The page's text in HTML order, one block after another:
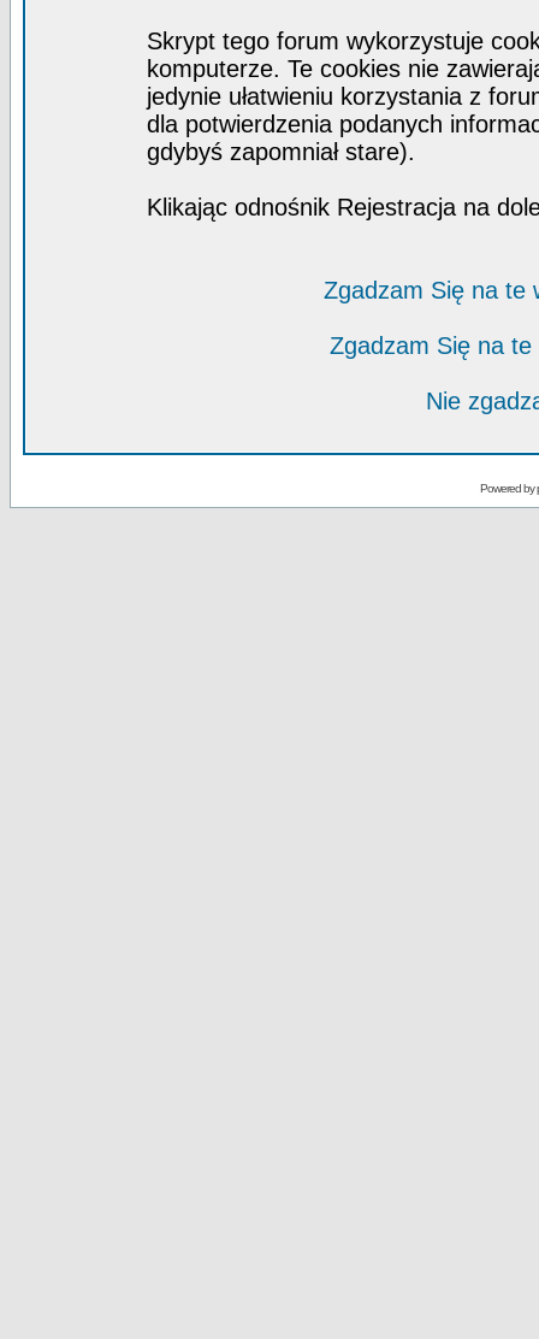
Skrypt tego forum wykorzystuje
komputerze. Te cookies nie
jedynie ułatwieniu korzystania z
dla potwierdzenia podanych
gdybyś zapomniał stare).
Klikając odnośnik Rejestracja na
Zgadzam Się na te
Zgadzam Się na
Nie
Powered by